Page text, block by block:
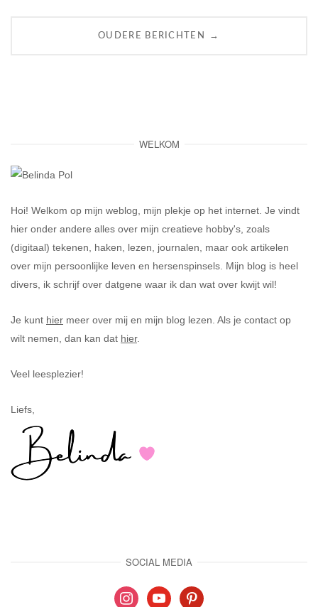
OUDERE BERICHTEN →
WELKOM
Hoi! Welkom op mijn weblog, mijn plekje op het internet. Je vindt
hier onder andere alles over mijn creatieve hobby's, zoals
(digitaal) tekenen, haken, lezen, journalen, maar ook artikelen
over mijn persoonlijke leven en hersenspinsels. Mijn blog is heel
divers, ik schrijf over datgene waar ik dan wat over kwijt wil!
Je kunt hier meer over mij en mijn blog lezen. Als je contact op
wilt nemen, dan kan dat hier.
Veel leesplezier!
Liefs,
SOCIAL MEDIA
instagramyoutubepinterest